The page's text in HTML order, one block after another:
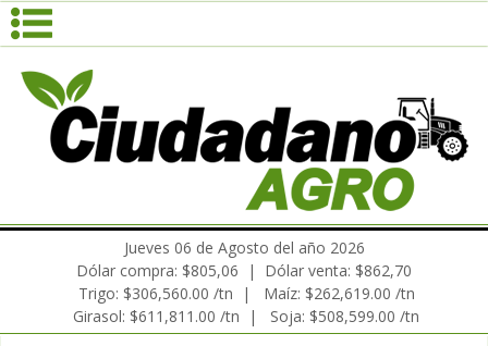
Dólar compra: $805,06 | Dólar venta: $862,70
Trigo: $306,560.00 /tn | Maíz: $262,619.00 /tn
Girasol: $611,811.00 /tn | Soja: $508,599.00 /tn
Jueves 06 de Agosto del año 2026